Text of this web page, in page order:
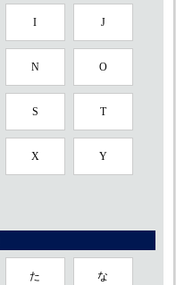
I J
N O
S T
X Y
た な